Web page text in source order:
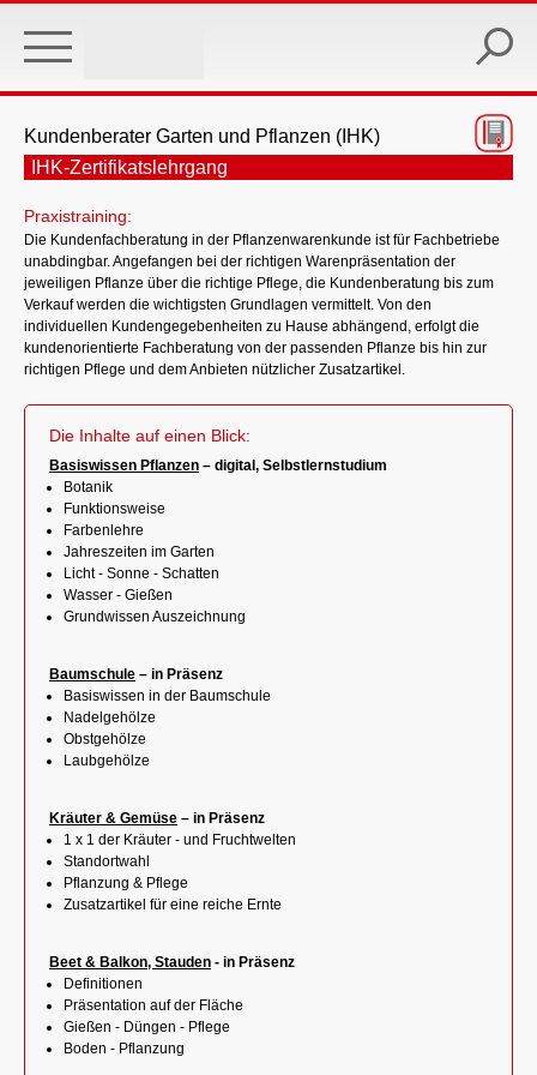
main
Kundenberater Garten und Pflanzen (IHK)
IHK-Zertifikatslehrgang
Praxistraining:
Die Kundenfachberatung in der Pflanzenwarenkunde ist für Fachbetriebe
unabdingbar. Angefangen bei der richtigen Warenpräsentation der
jeweiligen Pflanze über die richtige Pflege, die Kundenberatung bis zum
Verkauf werden die wichtigsten Grundlagen vermittelt. Von den
individuellen Kundengegebenheiten zu Hause abhängend, erfolgt die
kundenorientierte Fachberatung von der passenden Pflanze bis hin zur
richtigen Pflege und dem Anbieten nützlicher Zusatzartikel.
Die Inhalte auf einen Blick:
Basiswissen Pflanzen – digital, Selbstlernstudium
Botanik
Funktionsweise
Farbenlehre
Jahreszeiten im Garten
Licht - Sonne - Schatten
Wasser - Gießen
Grundwissen Auszeichnung
Baumschule – in Präsenz
Basiswissen in der Baumschule
Nadelgehölze
Obstgehölze
Laubgehölze
Kräuter & Gemüse – in Präsenz
1 x 1 der Kräuter - und Fruchtwelten
Standortwahl
Pflanzung & Pflege
Zusatzartikel für eine reiche Ernte
Beet & Balkon, Stauden - in Präsenz
Definitionen
Präsentation auf der Fläche
Gießen - Düngen - Pflege
Boden - Pflanzung